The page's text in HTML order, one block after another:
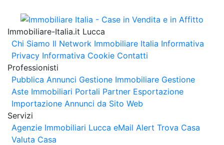
Immobiliare-Italia.it Lucca
Chi Siamo Il Network Immobiliare Italia Informativa
Privacy Informativa Cookie Contatti
Professionisti
Pubblica Annunci Gestione Immobiliare Gestione
Aste Immobiliari Portali Partner Esportazione
Importazione Annunci da Sito Web
Servizi
Agenzie Immobiliari Lucca eMail Alert Trova Casa
Valuta Casa